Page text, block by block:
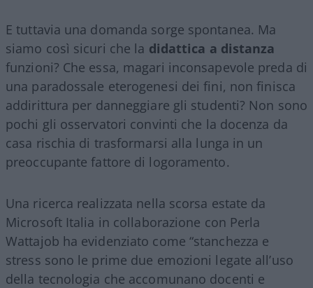
E tuttavia una domanda sorge spontanea. Ma
siamo così sicuri che la didattica a distanza
funzioni? Che essa, magari inconsapevole preda di
una paradossale eterogenesi dei fini, non finisca
addirittura per danneggiare gli studenti? Non sono
pochi gli osservatori convinti che la docenza da
casa rischia di trasformarsi alla lunga in un
preoccupante fattore di logoramento.
Una ricerca realizzata nella scorsa estate da
Microsoft Italia in collaborazione con Perla
Wattajob ha evidenziato come “stanchezza e
stress sono le prime due emozioni legate all’uso
della tecnologia che accomunano docenti e